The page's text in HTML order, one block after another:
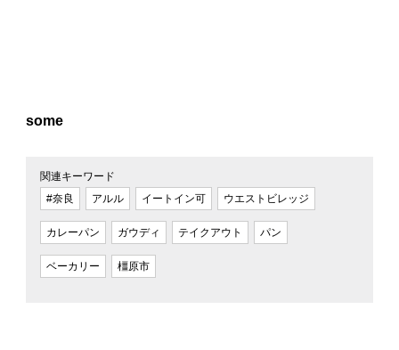
some
関連キーワード
#奈良
アルル イートイン可 ウエストビレッジ
カレーパン ガウディ テイクアウト パン
ベーカリー 橿原市